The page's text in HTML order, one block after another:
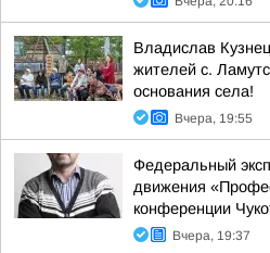
Владислав
жителей с.
основания села!
Вчера, 19:55
Федеральный
движения
конференции
Вчера, 19:37